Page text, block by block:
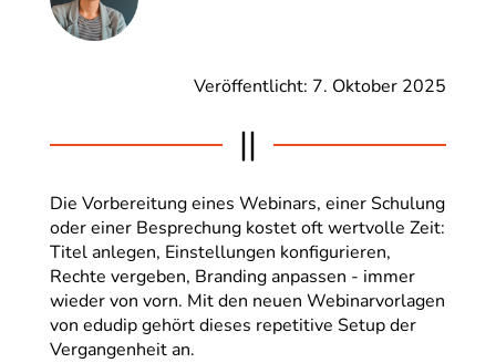
Veröffentlicht: 7. Oktober 2025
||
Die Vorbereitung eines Webinars, einer Schulung
oder einer Besprechung kostet oft wertvolle Zeit:
Titel anlegen, Einstellungen konfigurieren,
Rechte vergeben, Branding anpassen - immer
wieder von vorn. Mit den neuen Webinarvorlagen
von edudip gehört dieses repetitive Setup der
Vergangenheit an.